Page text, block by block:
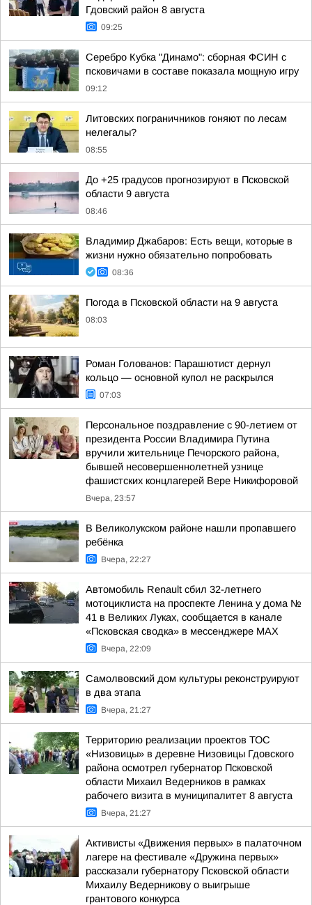
Гдовский район 8 августа
09:25
Серебро Кубка "Динамо": сборная ФСИН с
псковичами в составе показала мощную игру
09:12
Литовских пограничников гоняют по лесам
нелегалы?
08:55
До +25 градусов прогнозируют в Псковской
области 9 августа
08:46
Владимир Джабаров: Есть вещи, которые в
жизни нужно обязательно попробовать
08:36
Погода в Псковской области на 9 августа
08:03
Роман Голованов: Парашютист дернул
кольцо — основной купол не раскрылся
07:03
Персональное поздравление с 90-летием от
президента России Владимира Путина
вручили жительнице Печорского района,
бывшей несовершеннолетней узнице
фашистских концлагерей Вере Никифоровой
Вчера, 23:57
В Великолукском районе нашли пропавшего
ребёнка
Вчера, 22:27
Автомобиль Renault сбил 32-летнего
мотоциклиста на проспекте Ленина у дома №
41 в Великих Луках, сообщается в канале
«Псковская сводка» в мессенджере MAX
Вчера, 22:09
Самолвовский дом культуры реконструируют
в два этапа
Вчера, 21:27
Территорию реализации проектов ТОС
«Низовицы» в деревне Низовицы Гдовского
района осмотрел губернатор Псковской
области Михаил Ведерников в рамках
рабочего визита в муниципалитет 8 августа
Вчера, 21:27
Активисты «Движения первых» в палаточном
лагере на фестивале «Дружина первых»
рассказали губернатору Псковской области
Михаилу Ведерникову о выигрыше
грантового конкурса